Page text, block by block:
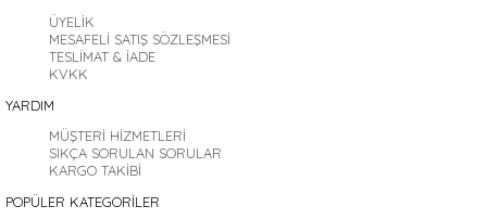
ÜYELİK
MESAFELİ SATIŞ SÖZLEŞMESİ
TESLİMAT & İADE
KVKK
YARDIM
MÜŞTERİ HİZMETLERİ
SIKÇA SORULAN SORULAR
KARGO TAKİBİ
POPÜLER KATEGORİLER